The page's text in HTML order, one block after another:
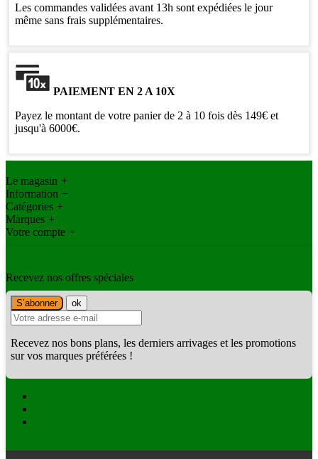
Les commandes validées avant 13h sont expédiées le jour
même sans frais supplémentaires.
PAIEMENT EN 2 A 10X
Payez le montant de votre panier de 2 à 10 fois dès 149€ et
jusqu'à 6000€.
Le magasin +
Information +
Catégories +
Marques +
Votre compte +
Recevez nos offres spéciales
Recevez nos bons plans, les derniers arrivages et les promotions
sur vos marques préférées !